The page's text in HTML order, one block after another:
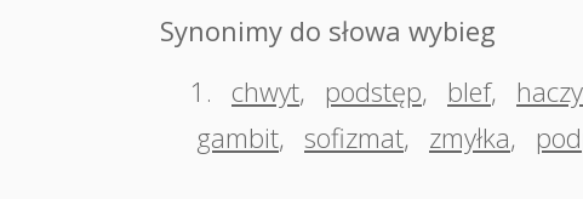
Synonimy do słowa wybieg
1.
chwyt, podstęp, blef,
gambit, sofizmat, zmyłka,